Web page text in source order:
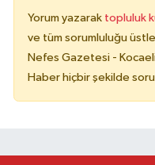
Yorum yazarak topluluk
ve tüm sorumluluğu
Nefes Gazetesi -
Haber hiçbir şekilde